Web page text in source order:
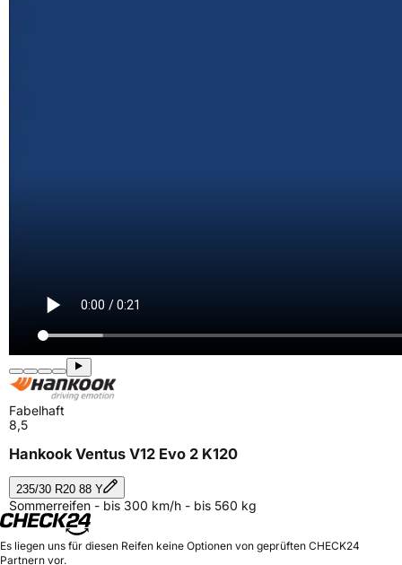
Fabelhaft
8,5
Hankook Ventus V12 Evo 2 K120
235/30 R20 88 Y
Sommerreifen - bis 300 km/h - bis 560 kg
Es liegen uns für diesen Reifen keine Optionen von geprüften CHECK24
Partnern vor.